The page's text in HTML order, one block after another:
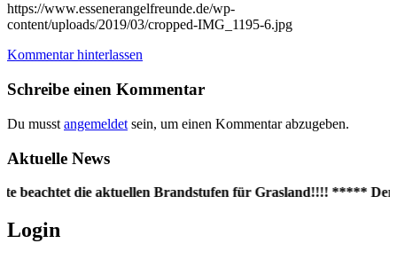
https://www.essenerangelfreunde.de/wp-
content/uploads/2019/03/cropped-IMG_1195-6.jpg
Kommentar hinterlassen
Schreibe einen Kommentar
Du musst angemeldet sein, um einen Kommentar abzugeben.
Aktuelle News
beachtet die aktuellen Brandstufen für Grasland!!!! ***** Der
Login